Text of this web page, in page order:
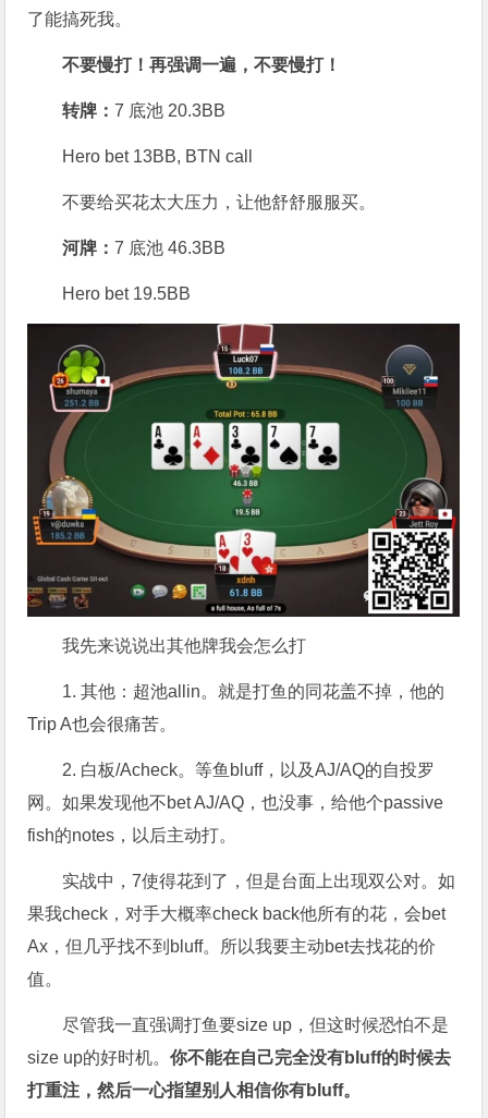
了能搞死我。
不要慢打！再强调一遍，不要慢打！
转牌：7 底池 20.3BB
Hero bet 13BB, BTN call
不要给买花太大压力，让他舒舒服服买。
河牌：7 底池 46.3BB
Hero bet 19.5BB
我先来说说出其他牌我会怎么打
1. 其他：超池allin。就是打鱼的同花盖不掉，他的
Trip A也会很痛苦。
2. 白板/Acheck。等鱼bluff，以及AJ/AQ的自投罗
网。如果发现他不bet AJ/AQ，也没事，给他个passive
fish的notes，以后主动打。
实战中，7使得花到了，但是台面上出现双公对。如
果我check，对手大概率check back他所有的花，会bet
Ax，但几乎找不到bluff。所以我要主动bet去找花的价
值。
尽管我一直强调打鱼要size up，但这时候恐怕不是
size up的好时机。你不能在自己完全没有bluff的时候去
打重注，然后一心指望别人相信你有bluff。